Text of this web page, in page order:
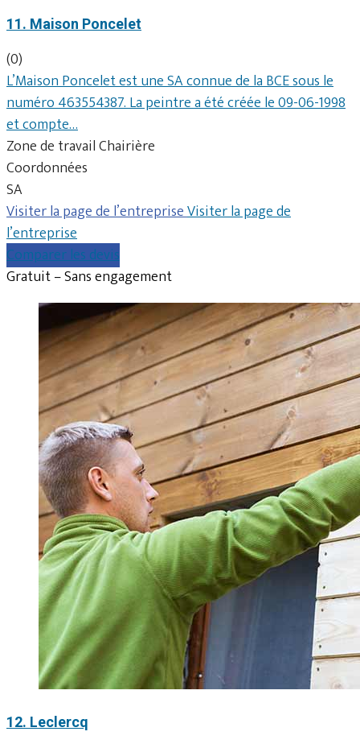
11. Maison Poncelet
(0)
L’Maison Poncelet est une SA connue de la BCE sous le
numéro 463554387. La peintre a été créée le 09-06-1998
et compte…
Zone de travail Chairière
Coordonnées
SA
Visiter la page de l’entrepriseVisiter la page de
l’entreprise
Comparer les devis
Gratuit – Sans engagement
12. Leclercq